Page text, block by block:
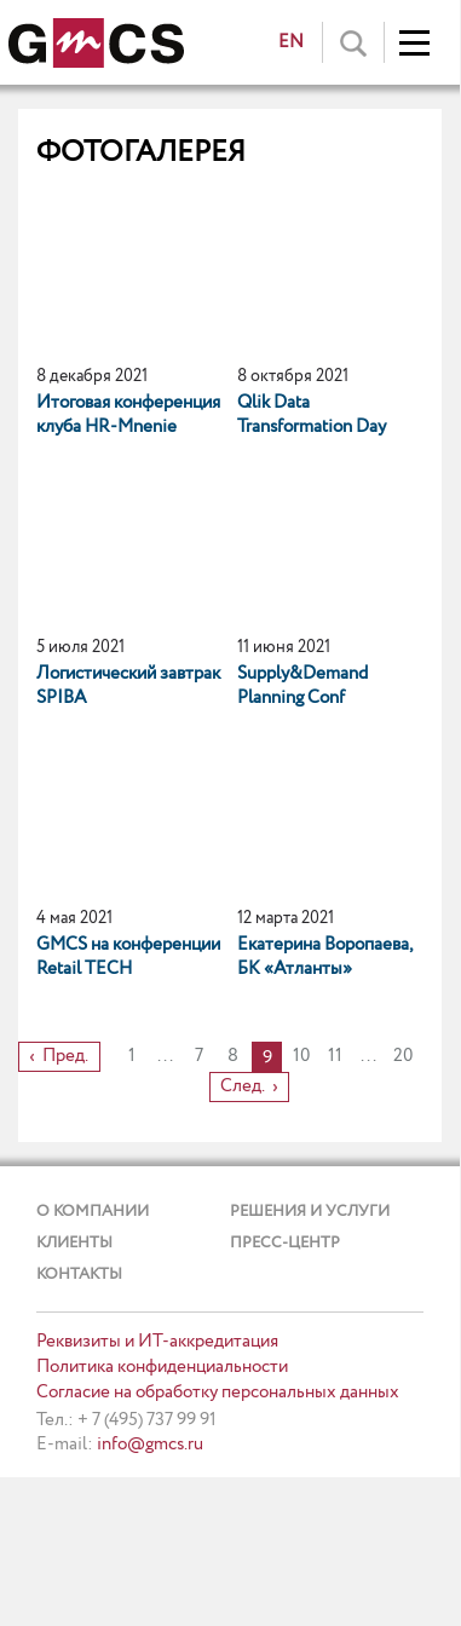
EN
ФОТОГАЛЕРЕЯ
8 декабря 2021
Итоговая конференция
клуба HR-Mnenie
8 октября 2021
Qlik Data
Transformation Day
5 июля 2021
Логистический завтрак
SPIBA
11 июня 2021
Supply&Demand
Planning Conf
4 мая 2021
GMCS на конференции
Retail TECH
12 марта 2021
Екатерина Воропаева,
БК «Атланты»
Пред. 1 ... 7 8 9 10 11 ...
20
След.
О КОМПАНИИ
РЕШЕНИЯ И УСЛУГИ
КЛИЕНТЫ
ПРЕСС-ЦЕНТР
КОНТАКТЫ
Реквизиты и ИТ-аккредитация
Политика конфиденциальности
Согласие на обработку персональных данных
Тел.: + 7 (495) 737 99 91
E-mail: info@gmcs.ru